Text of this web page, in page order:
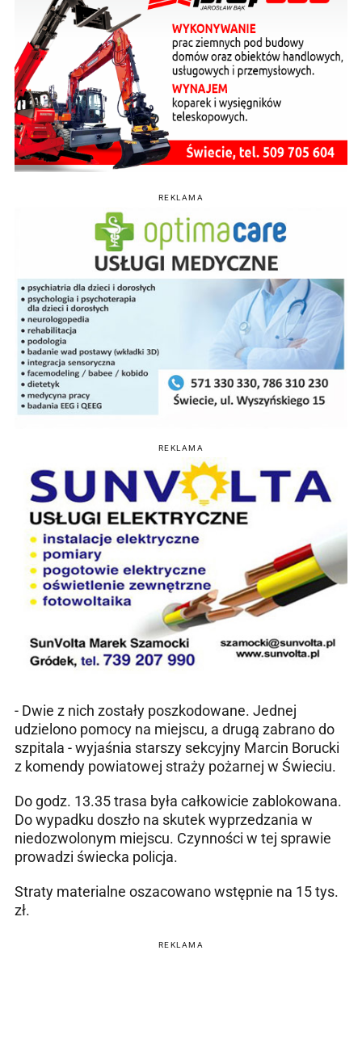
REKLAMA
REKLAMA
- Dwie z nich zostały poszkodowane. Jednej
udzielono pomocy na miejscu, a drugą zabrano do
szpitala - wyjaśnia starszy sekcyjny Marcin Borucki
z komendy powiatowej straży pożarnej w Świeciu.
Do godz. 13.35 trasa była całkowicie zablokowana.
Do wypadku doszło na skutek wyprzedzania w
niedozwolonym miejscu. Czynności w tej sprawie
prowadzi świecka policja.
Straty materialne oszacowano wstępnie na 15 tys.
zł.
REKLAMA